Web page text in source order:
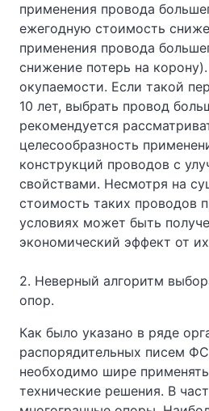
применения провода
ежегодную стоимость
применения провода
снижение потерь на
окупаемости. Если такой
10 лет, выбрать провод
рекомендуется
целесообразность
конструкций проводов с
свойствами. Несмотря на
стоимость таких проводов
условиях может быть
экономический эффект от
2. Неверный алгоритм
опор.
Как было указано в ряде
распорядительных писем
необходимо шире
технические решения. В